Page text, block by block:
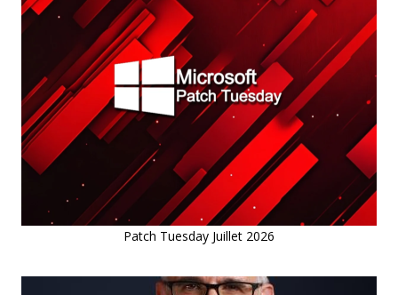
Patch Tuesday Juillet 2026